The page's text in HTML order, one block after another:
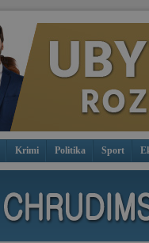
Krimi Politika Sport